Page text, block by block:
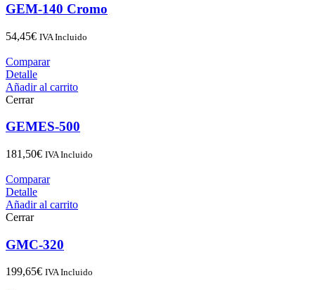
GEM-140 Cromo
54,45€ IVA Incluido
Comparar
Detalle
Añadir al carrito
Cerrar
GEMES-500
181,50€ IVA Incluido
Comparar
Detalle
Añadir al carrito
Cerrar
GMC-320
199,65€ IVA Incluido